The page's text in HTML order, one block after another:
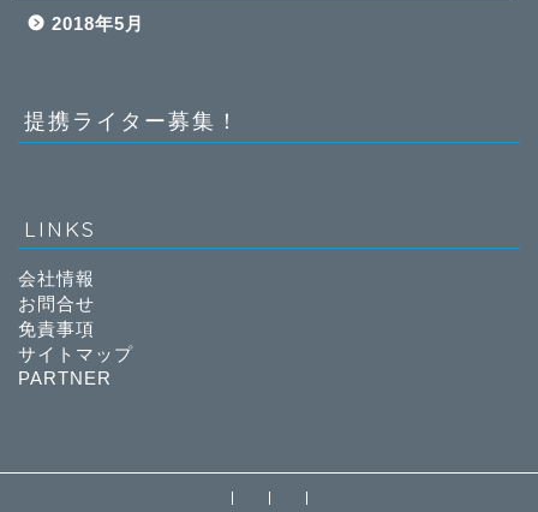
2018年5月
提携ライター募集！
LINKS
会社情報
お問合せ
免責事項
サイトマップ
PARTNER